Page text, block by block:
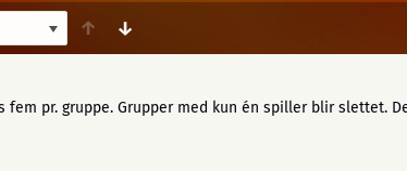
↑ ↓
pr. gruppe. Grupper med kun én spiller blir slettet.